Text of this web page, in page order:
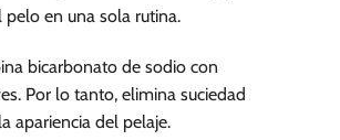
pelo en una sola rutina.
bicarbonato de sodio con
Por lo tanto, elimina suciedad
apariencia del pelaje.